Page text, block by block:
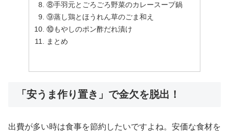
⑧手羽元とごろごろ野菜のカレースープ鍋
⑨蒸し鶏とほうれん草のごま和え
⑩もやしのポン酢だれ漬け
まとめ
「安うま作り置き」で金欠を脱出！
出費が多い時は食事を節約したいですよね。安価な食材を